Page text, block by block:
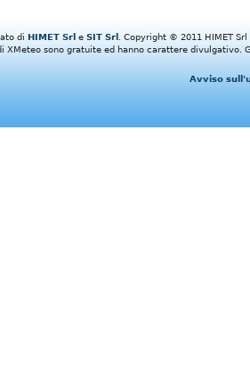
di HIMET Srl e SIT Srl
. Copyright © 2011 HIMET
XMeteo sono gratuite ed hanno carattere divulgativo.
Avviso